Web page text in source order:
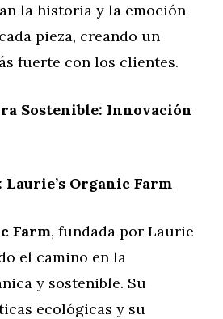
la historia y la emoción
pieza, creando un
fuerte con los clientes.
Sostenible: Innovación
Laurie’s Organic Farm
Farm, fundada por Laurie
el camino en la
y sostenible. Su
ecológicas y su